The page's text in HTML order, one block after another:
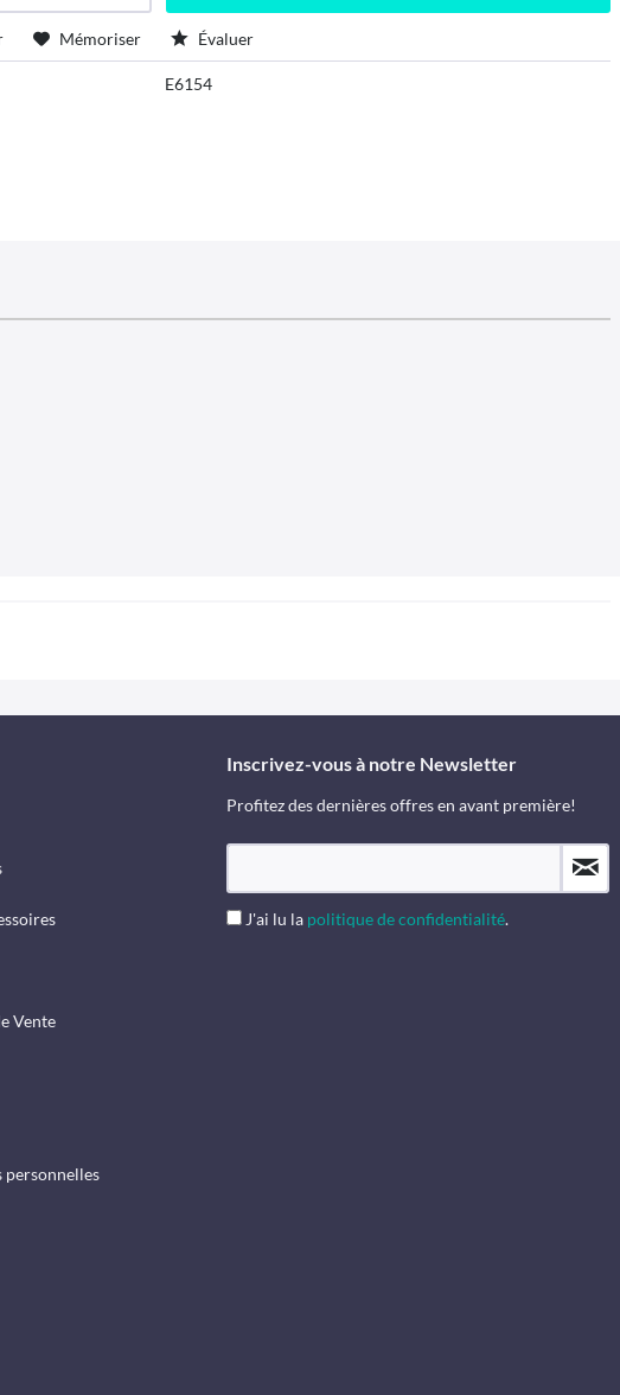
Mémoriser Évaluer
E6154
Vente
personnelles
Inscrivez-vous à notre Newsletter
Profitez des dernières offres en avant première!
J'ai lu la politique de confidentialité.